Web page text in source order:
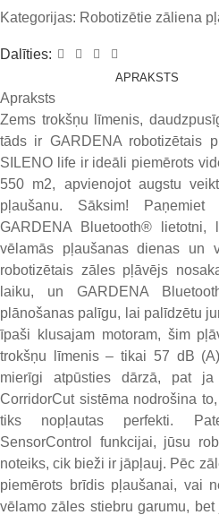
Kategorijas: Robotizētie zāliena
Dalīties:
APRAKSTS
Apraksts
Zems trokšņu līmenis,
tāds ir GARDENA robotizētais
SILENO life ir ideāli piemērots
550 m2, apvienojot augstu
pļaušanu. Sāksim!
GARDENA Bluetooth® lietotni,
vēlamās pļaušanas dienas un
robotizētais zāles pļāvējs
laiku, un GARDENA
plānošanas palīgu, lai palīdzētu
īpaši klusajam motoram, šim
trokšņu līmenis – tikai 57 dB
mierīgi atpūsties dārzā, pat
CorridorCut sistēma nodrošina
tiks nopļautas perfekti.
SensorControl funkcijai, jūsu
noteiks, cik bieži ir jāpļauj. Pēc
piemērots brīdis pļaušanai, vai
vēlamo zāles stiebru garumu,